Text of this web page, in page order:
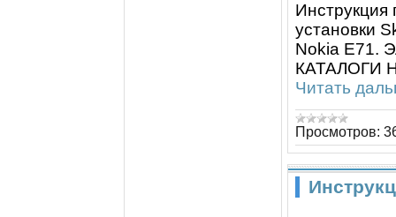
Инструкция
установки
Nokia
КАТАЛОГИ
Читать
Просмотров: